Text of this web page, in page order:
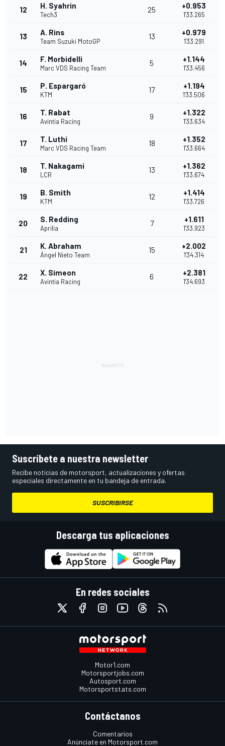
12 H. Syahrin
Tech3
25 +0.953
1'33.265
13 A. Rins
Team Suzuki MotoGP
13 +0.979
1'33.291
14 F. Morbidelli
Marc VDS Racing Team
5 +1.144
1'33.456
15 P. Espargaró
KTM
17 +1.194
1'33.506
16 T. Rabat
Avintia Racing
9 +1.322
1'33.634
17 T. Luthi
Marc VDS Racing Team
18 +1.352
1'33.664
18 T. Nakagami
LCR
13 +1.362
1'33.674
19 B. Smith
KTM
12 +1.414
1'33.726
20 S. Redding
Aprilia
7 +1.611
1'33.923
21 K. Abraham
Ángel Nieto Team
15 +2.002
1'34.314
22 X. Simeon
Avintia Racing
6 +2.381
1'34.693
Suscríbete a nuestra newsletter
Recibe noticias de motorsport, actualizaciones y ofertas
especiales directamente en tu bandeja de entrada.
SUSCRIBIRSE
Descarga tus aplicaciones
En redes sociales
Motor1.com
Motorsportjobs.com
Autosport.com
Motorsportstats.com
Contáctanos
Comentarios
Anúnciate en Motorsport.com